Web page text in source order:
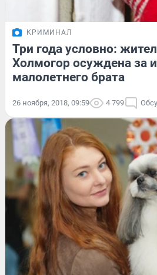
КРИМИНАЛ
Три года условно:
Холмогор осуждена за
малолетнего брата
26 ноября, 2018, 09:59 4 799